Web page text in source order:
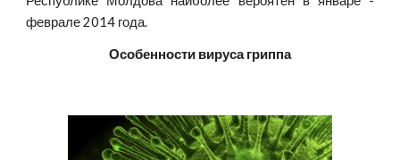
феврале 2014 года.
Особенности вируса гриппа